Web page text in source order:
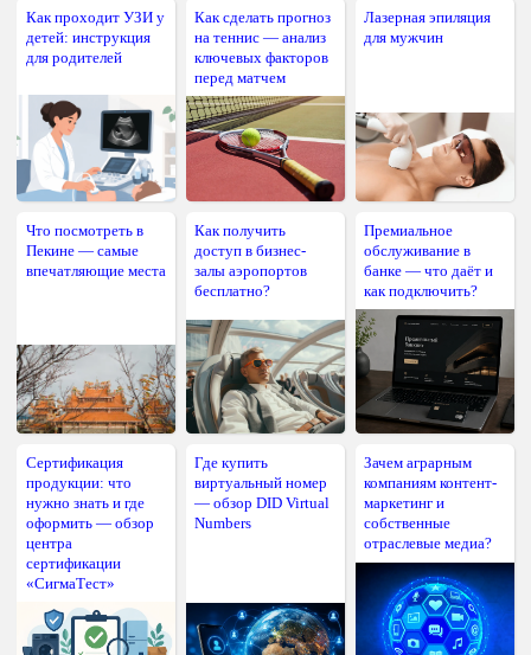
Как проходит УЗИ у
детей: инструкция
для родителей
Как сделать прогноз
на теннис — анализ
ключевых факторов
перед матчем
Лазерная эпиляция
для мужчин
Что посмотреть в
Пекине — самые
впечатляющие места
Как получить
доступ в бизнес-
залы аэропортов
бесплатно?
Премиальное
обслуживание в
банке — что даёт и
как подключить?
Сертификация
продукции: что
нужно знать и где
оформить — обзор
центра
сертификации
«СигмаТест»
Где купить
виртуальный номер
— обзор DID Virtual
Numbers
Зачем аграрным
компаниям контент-
маркетинг и
собственные
отраслевые медиа?